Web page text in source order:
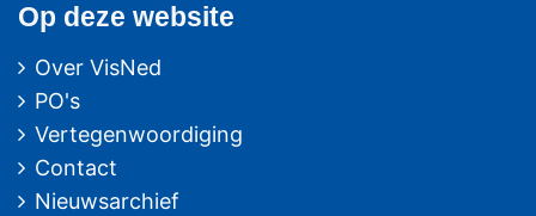
Op deze website
Over VisNed
PO's
Vertegenwoordiging
Contact
Nieuwsarchief